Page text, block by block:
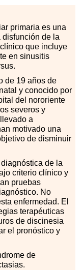
primaria es una
disfunción de la
que incluye
en sinusitis
de 19 años de
y conocido por
del nororiente
severos y
a
motivado una
de disminuir
de la
criterio clínico y
pruebas
No
enfermedad. El
terapéuticas
de discinesia
el pronóstico y
de